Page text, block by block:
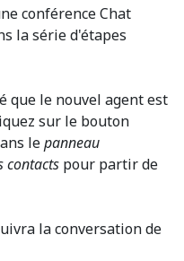
conférence Chat
la série d'étapes
que le nouvel agent est
sur le bouton
lepanneau
contacts pour partir de
la conversation de